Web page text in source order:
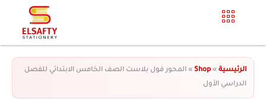
الرئيسية »
Shop
» المحور فول بلاست الصف الخامس الابتدائي للفصل
الدراسي الأول